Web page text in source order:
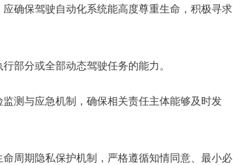
确保驾驶自动化系统能高度尊重生命，积极寻求
分或全部动态驾驶任务的能力。
测与应急机制，确保相关责任主体能够及时发
周期隐私保护机制，严格遵循知情同意、最小必